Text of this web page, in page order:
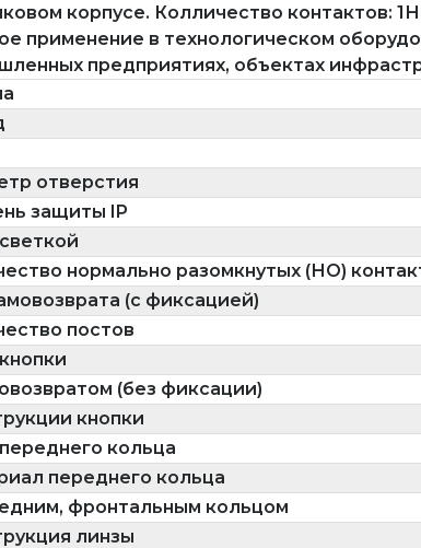
корпусе. Колличество контактов:
применение в технологическом
предприятиях, объектах
отверстия
защиты IP
нормально разомкнутых (НО)
(с фиксацией)
постов
(без фиксации)
кнопки
кольца
переднего кольца
фронтальным кольцом
линзы